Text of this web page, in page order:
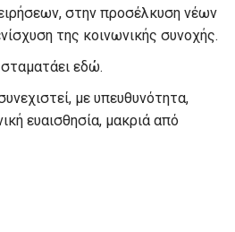
στην προσέλκυση νέων
της κοινωνικής συνοχής.
εδώ.
με υπευθυνότητα,
ευαισθησία, μακριά από